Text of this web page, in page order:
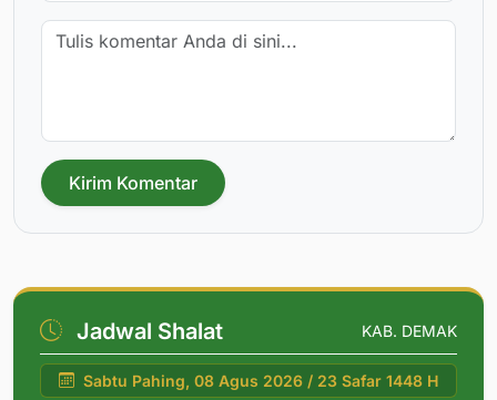
Kirim Komentar
Jadwal Shalat KAB. DEMAK
Sabtu Pahing, 08 Agus 2026 / 23 Safar 1448 H